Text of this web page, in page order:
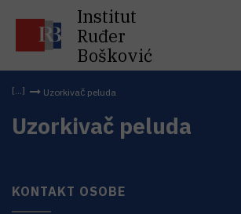
Institut
Ruđer
Bošković
Uzorkivač peluda
Uzorkivač peluda
KONTAKT OSOBE